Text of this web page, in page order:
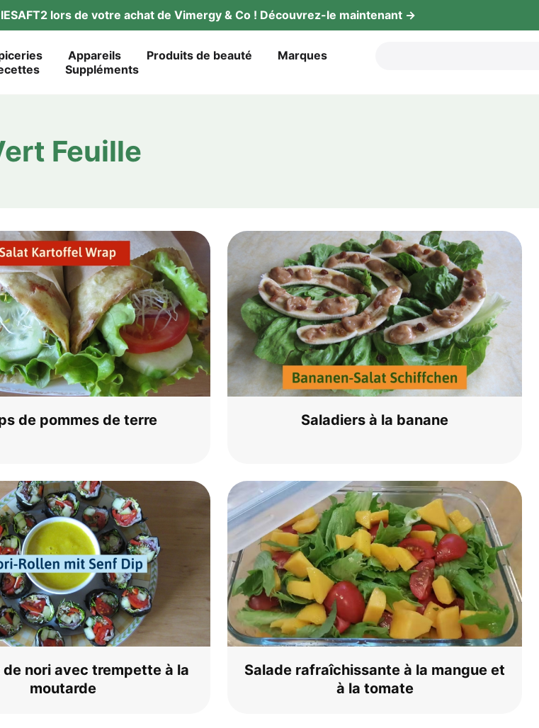
lors de vot­re achat de Vimer­gy & Co ! Décou­vrez-le maintenant →
Appareils Pro­duits de beauté
Mar­ques
Sup­p­lé­ments
Feuille
de pom­mes de terre Sala­diers à la banane
de nori avec trem­pet­te à la
moutarde
Sala­de rafraîchis­san­te à la man­gue et
à la tomate